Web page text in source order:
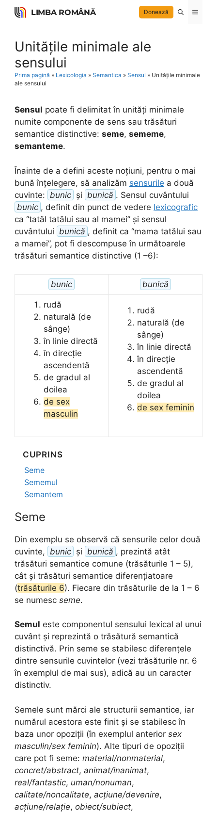
Skip
LIMBA ROMÂNĂ Donează Menu
Unitățile minimale ale
sensului
Prima pagină » Lexicologia » Semantica » Sensul » Unitățile minimale
ale sensului
Sensul poate fi delimitat în unități minimale
numite componente de sens sau trăsături
semantice distinctive: seme, sememe,
semanteme.
Înainte de a defini aceste noțiuni, pentru o mai
bună înțelegere, să analizăm sensurile a două
cuvinte: bunic și bunică . Sensul cuvântului
bunic , definit din punct de vedere lexicografic
ca “tatăl tatălui sau al mamei” și sensul
cuvântului bunică , definit ca “mama tatălui sau
a mamei”, pot fi descompuse în următoarele
trăsături semantice distinctive (1 –6):
bunic bunică
rudă
naturală (de
sânge)
în linie directă
în direcție
ascendentă
de gradul al
doilea
de sex
masculin
rudă
naturală (de
sânge)
în linie directă
în direcție
ascendentă
de gradul al
doilea
de sex feminin
CUPRINS
Seme
Sememul
Semantem
Seme
Din exemplu se observă că sensurile celor două
cuvinte, bunic și bunică , prezintă atât
trăsături semantice comune (trăsăturile 1 – 5),
cât și trăsături semantice diferențiatoare
(trăsăturile 6). Fiecare din trăsăturile de la 1 – 6
se numesc seme.
Semul este componentul sensului lexical al unui
cuvânt și reprezintă o trăsătură semantică
distinctivă. Prin seme se stabilesc diferențele
dintre sensurile cuvintelor (vezi trăsăturile nr. 6
în exemplul de mai sus), adică au un caracter
distinctiv.
Semele sunt mărci ale structurii semantice, iar
numărul acestora este finit și se stabilesc în
baza unor opoziții (în exemplul anterior sex
masculin/sex feminin). Alte tipuri de opoziții
care pot fi seme: material/nonmaterial,
concret/abstract, animat/inanimat,
real/fantastic, uman/nonuman,
calitate/noncalitate, acțiune/devenire,
acțiune/relație, obiect/subiect,